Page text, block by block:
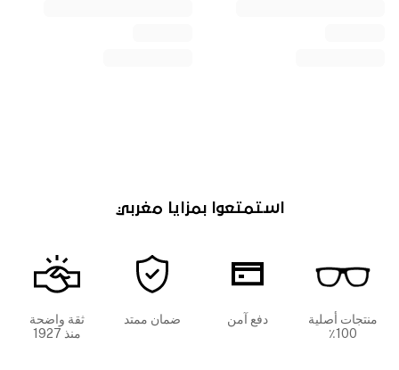
استمتعوا بمزايا مغربي
منتجات أصلية
100٪
دفع آمن ضمان ممتد
ثقة واضحة
منذ 1927